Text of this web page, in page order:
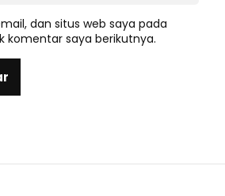
dan situs web saya pada
komentar saya berikutnya.